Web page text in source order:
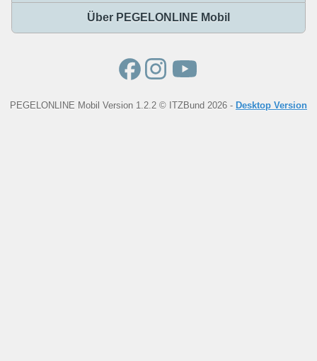
Über PEGELONLINE Mobil
PEGELONLINE Mobil Version 1.2.2 © ITZBund 2026 - Desktop Version